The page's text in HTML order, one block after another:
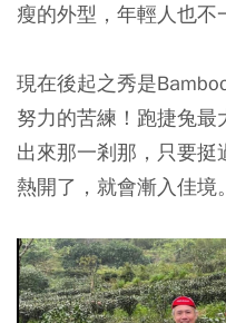
瘦的外型，年輕人也不
現在後起之秀是
努力的苦練！跑捷兔
出來那一剎那，只要
熱開了，就會漸入佳境。